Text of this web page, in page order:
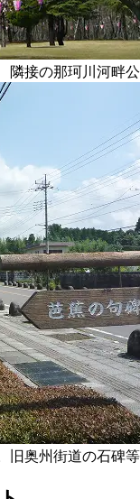
接の那珂川河畔
奥州街道の石碑